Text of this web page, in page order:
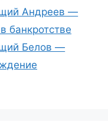
Андреев —
банкротстве
Белов —